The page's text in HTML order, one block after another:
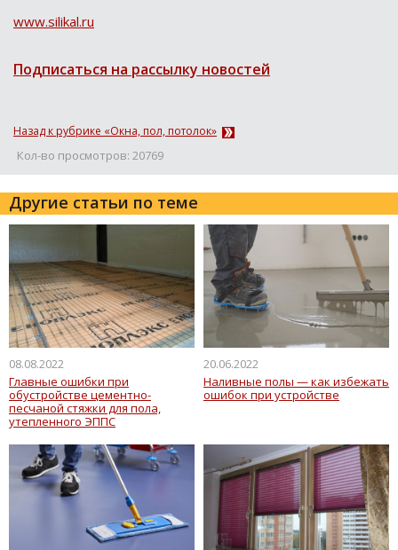
www.silikal.ru
Подписаться на рассылку новостей
Назад к рубрике «Окна, пол, потолок»
Кол-во просмотров: 20769
Другие статьи по теме
08.08.2022
Главные ошибки при
обустройстве цементно-
песчаной стяжки для пола,
утепленного ЭППС
20.06.2022
Наливные полы — как избежать
ошибок при устройстве